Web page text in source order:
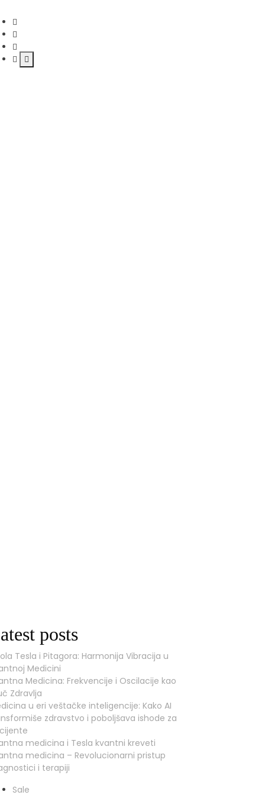
posts
Tesla i Pitagora: Harmonija Vibracija u
Medicini
Medicina: Frekvencije i Oscilacije kao
Zdravlja
u eri veštačke inteligencije: Kako AI
zdravstvo i poboljšava ishode za
medicina i Tesla kvantni kreveti
medicina – Revolucionarni pristup
i terapiji
Sale